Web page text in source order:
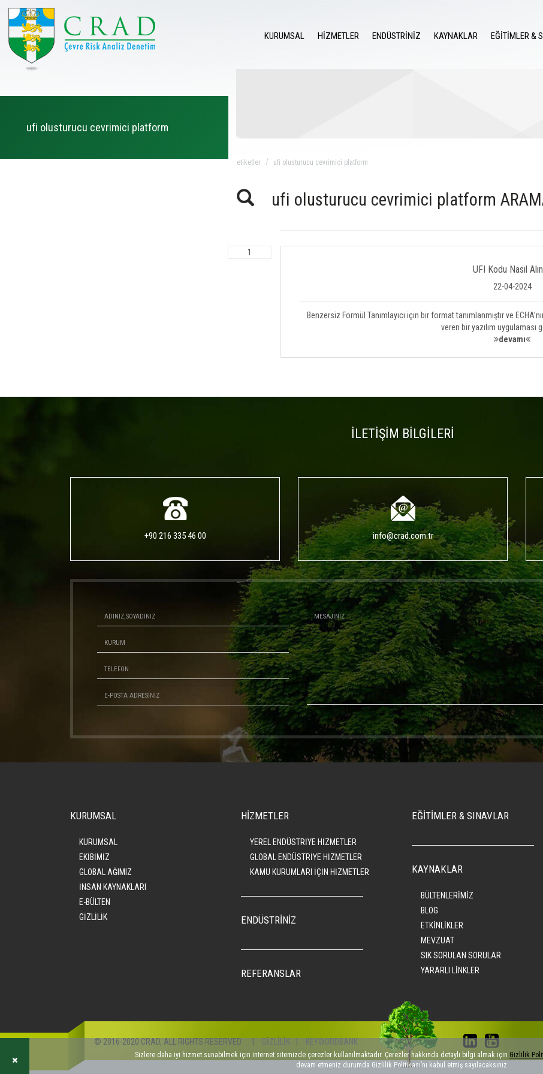
KURUMSAL HİZMETLER ENDÜSTRİNİZ KAYNAKLAR EĞİTİMLER &
ufi olusturucu cevrimici platform
eti̇ketler ufi olusturucu cevrimici platform
ufi olusturucu cevrimici platform
1
UFI Kodu Nasıl
22-04-2024
Benzersiz Formül Tanımlayıcı için bir format tanımlanmıştır ve
veren bir yazılım uygulaması
devamı
İLETİŞİM BİLGİLERİ
+90 216 335 46 00 info@crad.com.tr
KURUMSAL
KURUMSAL
EKİBİMİZ
GLOBAL AĞIMIZ
İNSAN KAYNAKLARI
E-BÜLTEN
GİZLİLİK
HİZMETLER
YEREL ENDÜSTRİYE HİZMETLER
GLOBAL ENDÜSTRİYE HİZMETLER
KAMU KURUMLARI İÇİN HİZMETLER
ENDÜSTRİNİZ
REFERANSLAR
EĞİTİMLER & SINAVLAR
KAYNAKLAR
BÜLTENLERİMİZ
BLOG
ETKİNLİKLER
MEVZUAT
SIK SORULAN SORULAR
YARARLI LİNKLER
© 2016-2020 CRAD, ALL RIGHTS RESERVED GİZLİLİK KEYWORDBANK
Sizlere daha iyi hizmet sunabilmek için internet sitemizde çerezler kullanılmaktadır. Çerezler hakkında detaylı bilgi almak için Gizlilik
devam etmeniz durumda Gizlilik Politikası’nı kabul etmiş sayılacaksınız.